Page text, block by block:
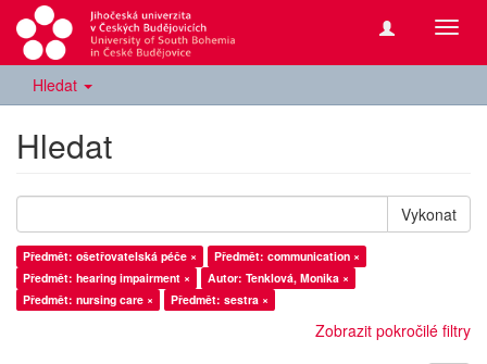
Hledat
Hledat
Vykonat
Předmět: ošetřovatelská péče ×
Předmět: communication ×
Předmět: hearing impairment ×
Autor: Tenklová, Monika ×
Předmět: nursing care ×
Předmět: sestra ×
Zobrazit pokročilé filtry